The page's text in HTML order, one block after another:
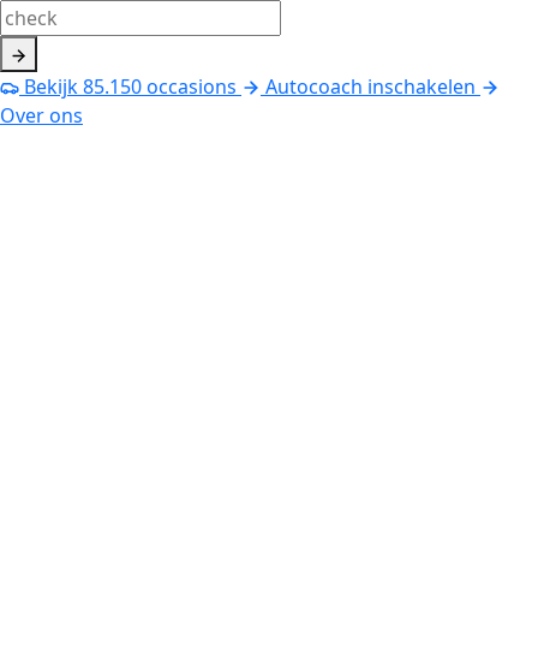
Bekijk85.150occasions
Autocoach inschakelen
Over ons